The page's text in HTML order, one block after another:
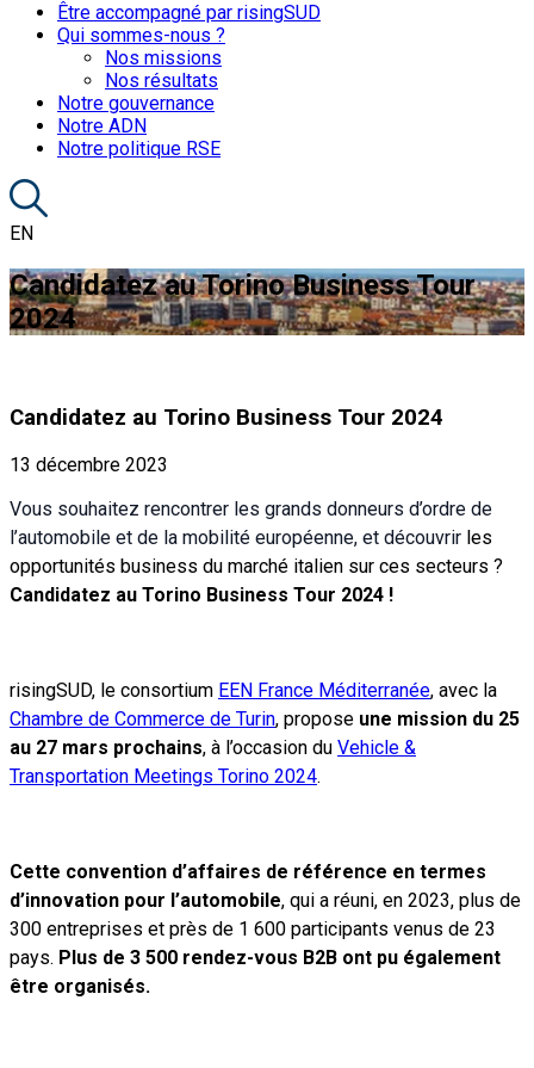
Être accompagné par risingSUD
Qui sommes-nous ?
Nos missions
Nos résultats
Notre gouvernance
Notre ADN
Notre politique RSE
EN
Candidatez au Torino Business Tour
2024
Candidatez au Torino Business Tour 2024
13 décembre 2023
Vous souhaitez rencontrer les grands donneurs d’ordre de
l’automobile et de la mobilité européenne, et découvrir les
opportunités business du marché italien sur ces secteurs ?
Candidatez au Torino Business Tour 2024 !
risingSUD, le consortium EEN France Méditerranée, avec la
Chambre de Commerce de Turin, propose une mission du 25
au 27 mars prochains, à l’occasion du Vehicle &
Transportation Meetings Torino 2024.
Cette convention d’affaires de référence en termes
d’innovation pour l’automobile, qui a réuni, en 2023, plus de
300 entreprises et près de 1 600 participants venus de 23
pays. Plus de 3 500 rendez-vous B2B ont pu également
être organisés.